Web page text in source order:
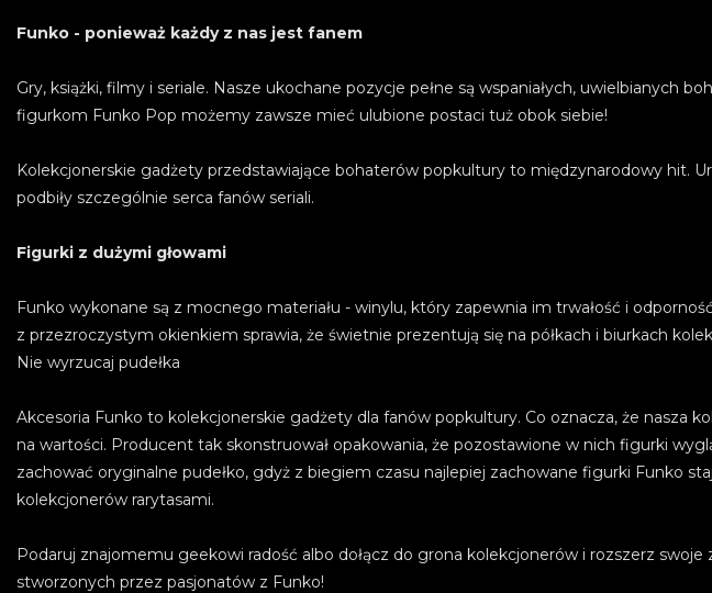
Funko - ponieważ każdy z nas jest fanem
Gry, książki, filmy i seriale. Nasze ukochane pozycje pełne są wspaniałych, uwielbianych
figurkom Funko Pop możemy zawsze mieć ulubione postaci tuż obok siebie!
Kolekcjonerskie gadżety przedstawiające bohaterów popkultury to międzynarodowy hit.
podbiły szczególnie serca fanów seriali.
Figurki z dużymi głowami
Funko wykonane są z mocnego materiału - winylu, który zapewnia im trwałość i
z przezroczystym okienkiem sprawia, że świetnie prezentują się na półkach i biurkach
Nie wyrzucaj pudełka
Akcesoria Funko to kolekcjonerskie gadżety dla fanów popkultury. Co oznacza, że nasza
na wartości. Producent tak skonstruował opakowania, że pozostawione w nich figurki
zachować oryginalne pudełko, gdyż z biegiem czasu najlepiej zachowane figurki Funko
kolekcjonerów rarytasami.
Podaruj znajomemu geekowi radość albo dołącz do grona kolekcjonerów i rozszerz
stworzonych przez pasjonatów z Funko!